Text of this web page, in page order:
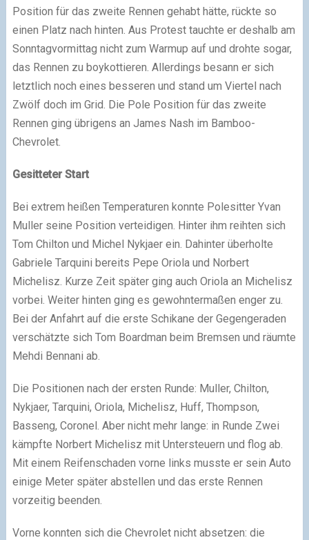
Position für das zweite Rennen gehabt hätte, rückte so
einen Platz nach hinten. Aus Protest tauchte er deshalb am
Sonntagvormittag nicht zum Warmup auf und drohte sogar,
das Rennen zu boykottieren. Allerdings besann er sich
letztlich noch eines besseren und stand um Viertel nach
Zwölf doch im Grid. Die Pole Position für das zweite
Rennen ging übrigens an James Nash im Bamboo-
Chevrolet.
Gesitteter Start
Bei extrem heißen Temperaturen konnte Polesitter Yvan
Muller seine Position verteidigen. Hinter ihm reihten sich
Tom Chilton und Michel Nykjaer ein. Dahinter überholte
Gabriele Tarquini bereits Pepe Oriola und Norbert
Michelisz. Kurze Zeit später ging auch Oriola an Michelisz
vorbei. Weiter hinten ging es gewohntermaßen enger zu.
Bei der Anfahrt auf die erste Schikane der Gegengeraden
verschätzte sich Tom Boardman beim Bremsen und räumte
Mehdi Bennani ab.
Die Positionen nach der ersten Runde: Muller, Chilton,
Nykjaer, Tarquini, Oriola, Michelisz, Huff, Thompson,
Basseng, Coronel. Aber nicht mehr lange: in Runde Zwei
kämpfte Norbert Michelisz mit Untersteuern und flog ab.
Mit einem Reifenschaden vorne links musste er sein Auto
einige Meter später abstellen und das erste Rennen
vorzeitig beenden.
Vorne konnten sich die Chevrolet nicht absetzen: die